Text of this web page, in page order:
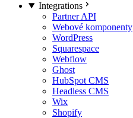
Integrations
Partner API
Webové komponenty
WordPress
Squarespace
Webflow
Ghost
HubSpot CMS
Headless CMS
Wix
Shopify